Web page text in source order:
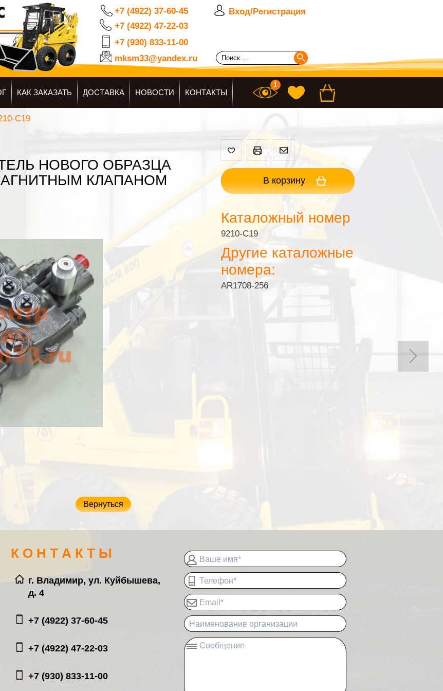
mksm33@yandex.ru
+7 (4922) 37-60-45
+7 (4922) 47-22-03
+7 (930) 833-11-00
Вход/Регистрация
КАК ЗАКАЗАТЬ ДОСТАВКА НОВОСТИ КОНТАКТЫ
C19
НОВОГО ОБРАЗЦА
КЛАПАНОМ
В корзину
Каталожный номер
9210-C19
Другие каталожные
номера:
AR1708-256
Вернуться
К О Н Т А К Т Ы
г. Владимир, ул. Куйбышева,
д. 4
+7 (4922) 37-60-45
+7 (4922) 47-22-03
+7 (930) 833-11-00
Ваше имя*
Телефон*
Email*
Наименование организации
Сообщение